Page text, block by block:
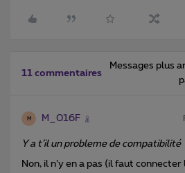
11 commentaires
Messages plus
M M_016F
Y a t’il un probleme de compatibilité
Non, il n’y en a pas (il faut